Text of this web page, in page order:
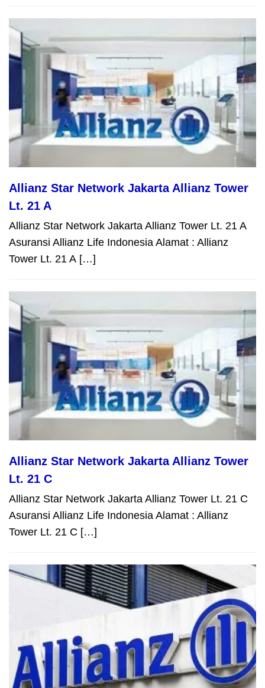
Allianz Star Network Jakarta Allianz Tower
Lt. 21 A
Allianz Star Network Jakarta Allianz Tower Lt. 21 A
Asuransi Allianz Life Indonesia Alamat : Allianz
Tower Lt. 21 A […]
Allianz Star Network Jakarta Allianz Tower
Lt. 21 C
Allianz Star Network Jakarta Allianz Tower Lt. 21 C
Asuransi Allianz Life Indonesia Alamat : Allianz
Tower Lt. 21 C […]